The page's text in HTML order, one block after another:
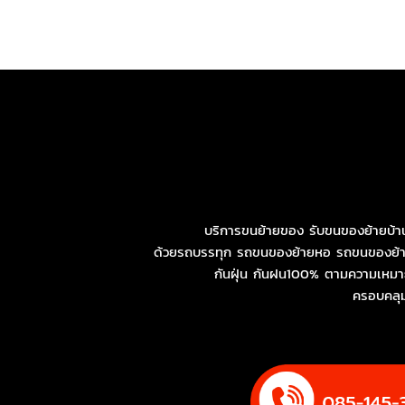
บริการขนย้ายของ รับขนของย้ายบ้
ด้วยรถบรรทุก รถขนของย้ายหอ รถขนของย้
กันฝุ่น กันฝน100% ตามความเหมา
ครอบคลุ